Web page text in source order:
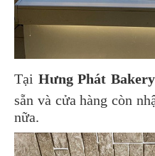
Tại Hưng Phát Bakery
sẵn và cửa hàng còn
nữa.